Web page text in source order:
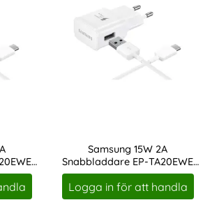
- Vit
Samsung 15W 2A
Snabbladdare EP-TA20EWE
inkl. 1m USB-C Kabel - Vit
Art. nr 13869
Logga in för att handla